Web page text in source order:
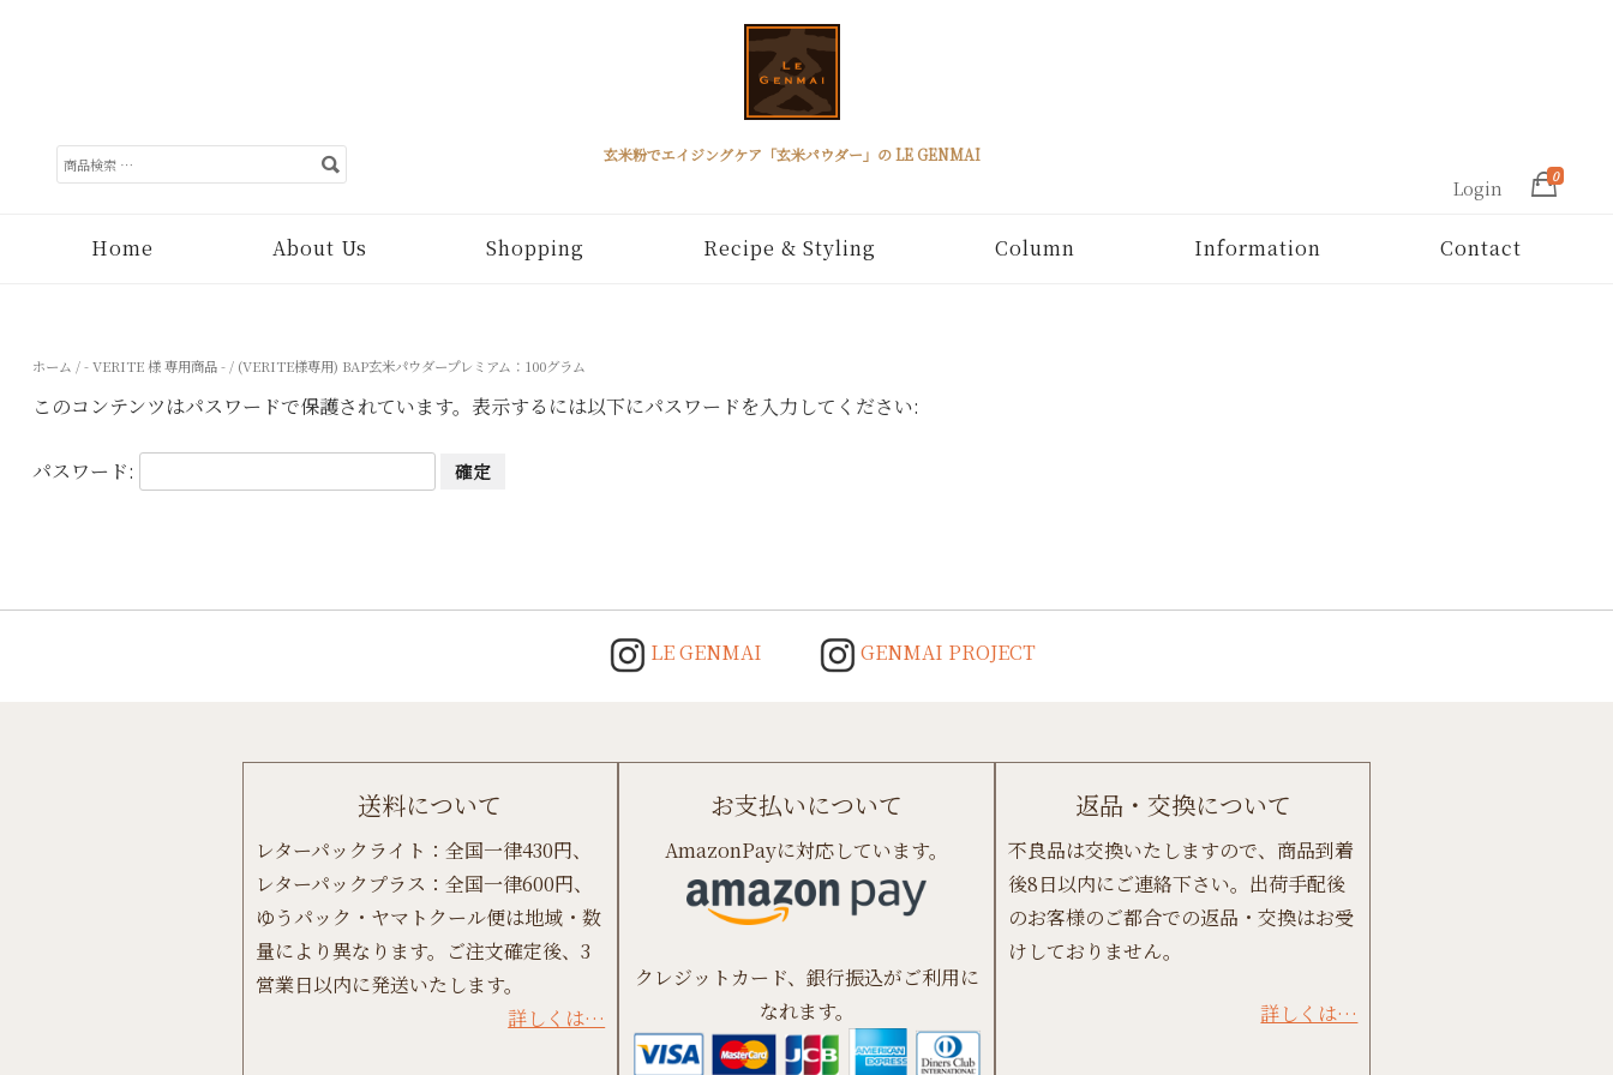
検
索
玄米粉でエイジングケア「玄米パウダー」の LE GENMAI
Login
0
Home About Us Shopping Recipe & Styling Column Information Contact
ホーム /- VERITE 様 専用商品 -/ (VERITE様専用) BAP玄米パウダープレミアム：100グラム
このコンテンツはパスワードで保護されています。表示するには以下にパスワードを入力してください:
パスワード:
LE GENMAI GENMAI PROJECT
送料について
レターパックライト：全国一律430円、
レターパックプラス：全国一律600円、
ゆうパック・ヤマトクール便は地域・数
量により異なります。ご注文確定後、3
営業日以内に発送いたします。
詳しくは…
お支払いについて
AmazonPayに対応しています。
クレジットカード、銀行振込がご利用に
なれます。
返品・交換について
不良品は交換いたしますので、商品到着
後8日以内にご連絡下さい。出荷手配後
のお客様のご都合での返品・交換はお受
けしておりません。
詳しくは…